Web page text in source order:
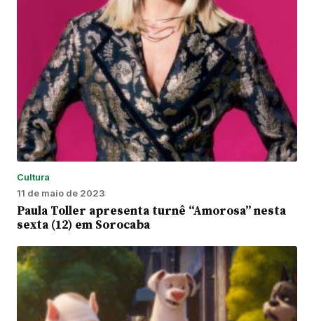
Cultura
11 de maio de 2023
Paula Toller apresenta turnê “Amorosa” nesta
sexta (12) em Sorocaba